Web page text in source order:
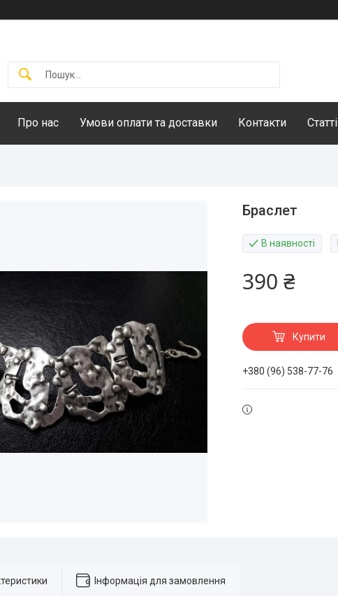
Про нас Умови оплати та доставки Контакти Статті
Браслет
В наявності
390 ₴
Купити
+380 (96) 538-77-76
Інформація для замовлення